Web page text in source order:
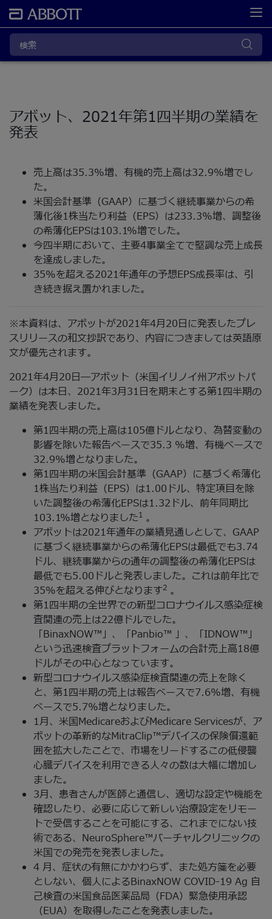
アボット、2021年第1四半期の業績を
発表
売上高は35.3%増、有機的売上高は32.9%増でし
た。
米国会計基準（GAAP）に基づく継続事業からの希
薄化後1株当たり利益（EPS）は233.3%増、調整後
の希薄化EPSは103.1%増でした。
今四半期において、主要4事業全てで堅調な売上成長
を達成しました。
35%を超える2021年通年の予想EPS成長率は、引
き続き据え置かれました。
※本資料は、アボットが2021年4月20日に発表したプレ
スリリースの和文抄訳であり、内容につきましては英語原
文が優先されます。
2021年4月20日―アボット（米国イリノイ州アボットパ
ーク）は本日、2021年3月31日を期末とする第1四半期の
業績を発表しました。
第1四半期の売上高は105億ドルとなり、為替変動の
影響を除いた報告ベースで35.3 %増、有機ベースで
32.9%増となりました。
第1四半期の米国会計基準（GAAP）に基づく希薄化
1株当たり利益（EPS）は1.00ドル、特定項目を除
いた調整後の希薄化EPSは1.32ドル、前年同期比
103.1%増となりました1 。
アボットは2021年通年の業績見通しとして、GAAP
に基づく継続事業からの希薄化EPSは最低でも3.74
ドル、継続事業からの通年の調整後の希薄化EPSは
最低でも5.00ドルと発表しました。これは前年比で
35%を超える伸びとなります2 。
第1四半期の全世界での新型コロナウイルス感染症検
査関連の売上は22億ドルでした。
「BinaxNOW™」、「Panbio™ 」、「IDNOW™」
という迅速検査プラットフォームの合計売上高18億
ドルがその中心となっています。
新型コロナウイルス感染症検査関連の売上を除く
と、第1四半期の売上は報告ベースで7.6%増、有機
ベースで5.7%増となりました。
1月、米国MedicareおよびMedicare Servicesが、ア
ボットの革新的なMitraClip™デバイスの保険償還範
囲を拡大したことで、市場をリードするこの低侵襲
心臓デバイスを利用できる人々の数は大幅に増加し
ました。
3月、患者さんが医師と通信し、適切な設定や機能を
確認したり、必要に応じて新しい治療設定をリモー
トで受信することを可能にする、これまでにない技
術である、NeuroSphere™バーチャルクリニックの
米国での発売を発表しました。
4 月、症状の有無にかかわらず、また処方箋を必要
としない、個人によるBinaxNOW COVID-19 Ag 自
己検査の米国食品医薬品局（FDA）緊急使用承認
（EUA）を取得したことを発表しました。